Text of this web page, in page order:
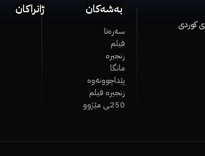
کوردی
بەشەکان
سەرەتا
فیلم
زنجیرە
مانگا
پێداچوونەوە
زنجیرە فیلم
250ـی مێژوو
ژانراکان